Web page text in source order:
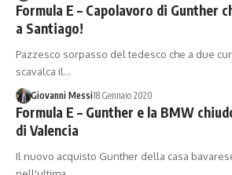
Formula E – Capolavoro di Gunther
a Santiago!
Pazzesco sorpasso del tedesco che a due
scavalca il…
Giovanni Messi18 Gennaio 2020
Formula E – Gunther e la BMW
di Valencia
Il nuovo acquisto Gunther della casa